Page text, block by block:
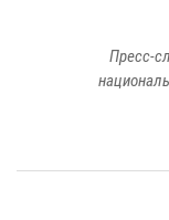
Пресс-